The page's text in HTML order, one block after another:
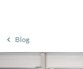
Blog